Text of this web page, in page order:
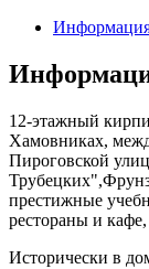
12-этажный
Хамовниках,
Пироговской
престижные
рестораны и
Исторически в